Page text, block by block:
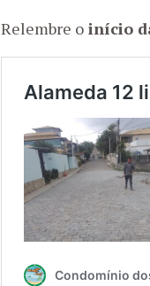
Relembre o início